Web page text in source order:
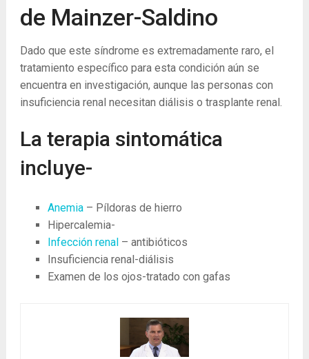
de Mainzer-Saldino
Dado que este síndrome es extremadamente raro, el
tratamiento específico para esta condición aún se
encuentra en investigación, aunque las personas con
insuficiencia renal necesitan diálisis o trasplante renal.
La terapia sintomática
incluye-
Anemia – Píldoras de hierro
Hipercalemia-
Infección renal – antibióticos
Insuficiencia renal-diálisis
Examen de los ojos-tratado con gafas